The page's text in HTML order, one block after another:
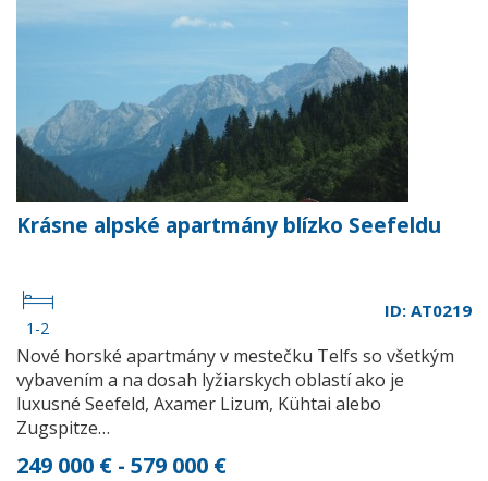
Krásne alpské apartmány blízko Seefeldu
1-2
ID: AT0219
Nové horské apartmány v mestečku Telfs so všetkým
vybavením a na dosah lyžiarskych oblastí ako je
luxusné Seefeld, Axamer Lizum, Kühtai alebo
Zugspitze…
249 000 € - 579 000 €